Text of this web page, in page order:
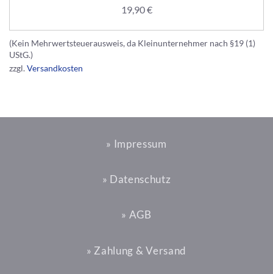
19,90€
(Kein Mehrwertsteuerausweis, da Kleinunternehmer nach §19 (1)
UStG.)
zzgl.Versandkosten
» Impressum
» Datenschutz
» AGB
» Zahlung & Versand